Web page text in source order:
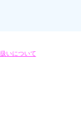
いについて